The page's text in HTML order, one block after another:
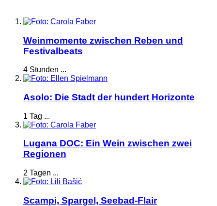
Weinmomente zwischen Reben und
Festivalbeats
4 Stunden ...
Asolo: Die Stadt der hundert Horizonte
1 Tag ...
Lugana DOC: Ein Wein zwischen zwei
Regionen
2 Tagen ...
Scampi, Spargel, Seebad-Flair